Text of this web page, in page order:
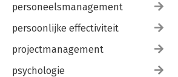
personeelsmanagement
persoonlijke effectiviteit
projectmanagement
psychologie